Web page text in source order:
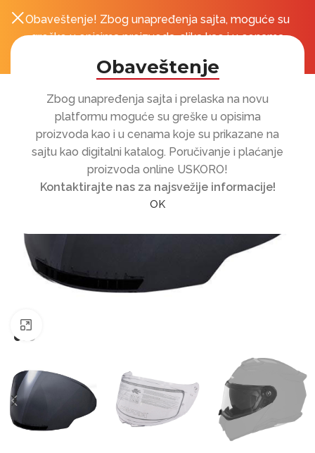
Obaveštenje
Zbog unapređenja sajta i prelaska na novu
platformu moguće su greške u opisima
proizvoda kao i u cenama koje su prikazane na
sajtu kao digitalni katalog. Poručivanje i plaćanje
proizvoda online USKORO!
Kontaktirajte nas za najsvežije informacije!
OK
Obaveštenje! Zbog unapređenja sajta, moguće su
greške u opisima proizvoda, slika kao i u cenama